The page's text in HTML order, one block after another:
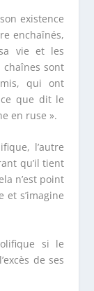
existence
enchaînés,
vie et les
sont
qui ont
que dit le
en ruse ».
l’autre
qu’il tient
n’est point
et s’imagine
si le
de ses